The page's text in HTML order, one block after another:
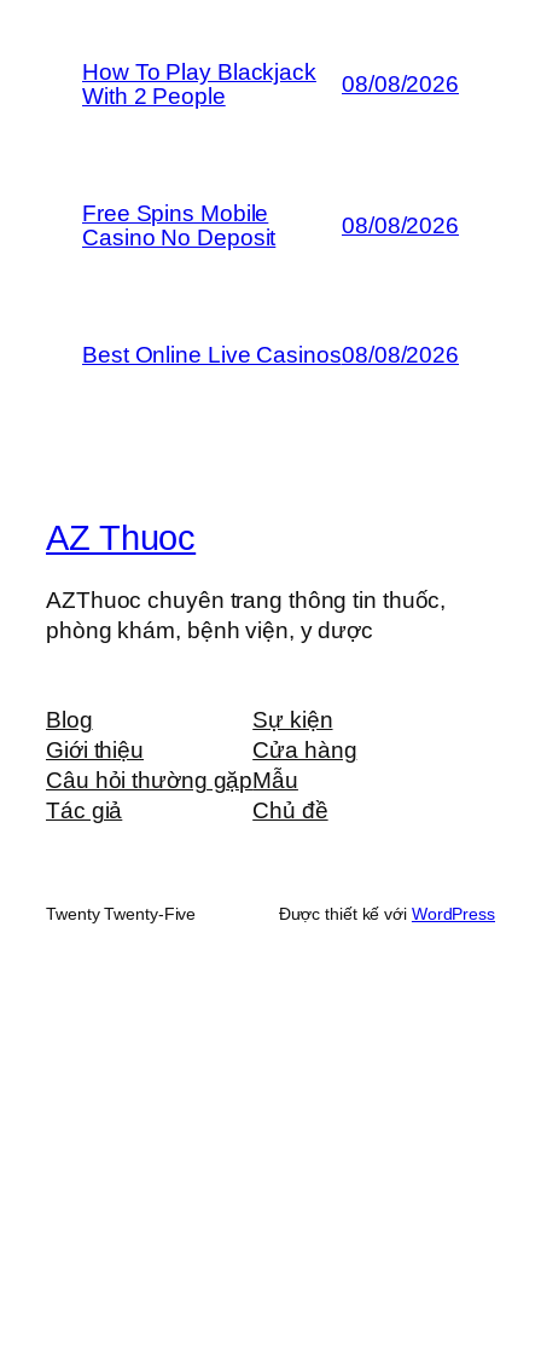
How To Play Blackjack
With 2 People
08/08/2026
Free Spins Mobile
Casino No Deposit
08/08/2026
Best Online Live Casinos08/08/2026
AZ Thuoc
AZThuoc chuyên trang thông tin thuốc,
phòng khám, bệnh viện, y dược
Blog
Giới thiệu
Câu hỏi thường gặp
Tác giả
Sự kiện
Cửa hàng
Mẫu
Chủ đề
Twenty Twenty-Five Được thiết kế với WordPress